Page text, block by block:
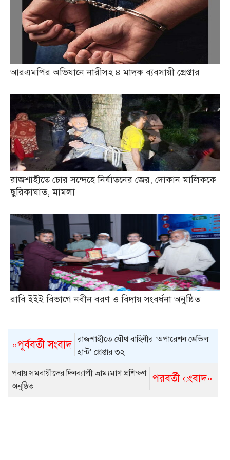
আরএমপির অভিযানে নারীসহ ৪ মাদক ব্যবসায়ী গ্রেপ্তার
রাজশাহীতে চোর সন্দেহে নির্যাতনের জের, দোকান মালিককে
ছুরিকাঘাত, মামলা
রাবি ইইই বিভাগে নবীন বরণ ও বিদায় সংবর্ধনা অনুষ্ঠিত
«পূর্ববর্তী সংবাদ রাজশাহীতে যৌথ বাহিনীর ‘অপারেশন ডেভিল
হান্ট’ গ্রেপ্তার ৩২
পরবর্তী ংবাদ»
পবায় সমবায়ীদের দিনব্যাপী ভ্রাম্যমাণ প্রশিক্ষণ
অনুষ্ঠিত